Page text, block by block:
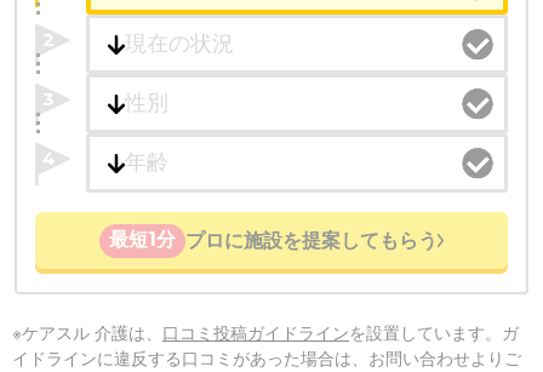
2
3
4
最短1分 プロに施設を提案してもらう
※ケアスル 介護は、 口コミ投稿ガイドラインを設置しています。ガ
イドラインに違反する口コミがあった場合は、お問い合わせよりご